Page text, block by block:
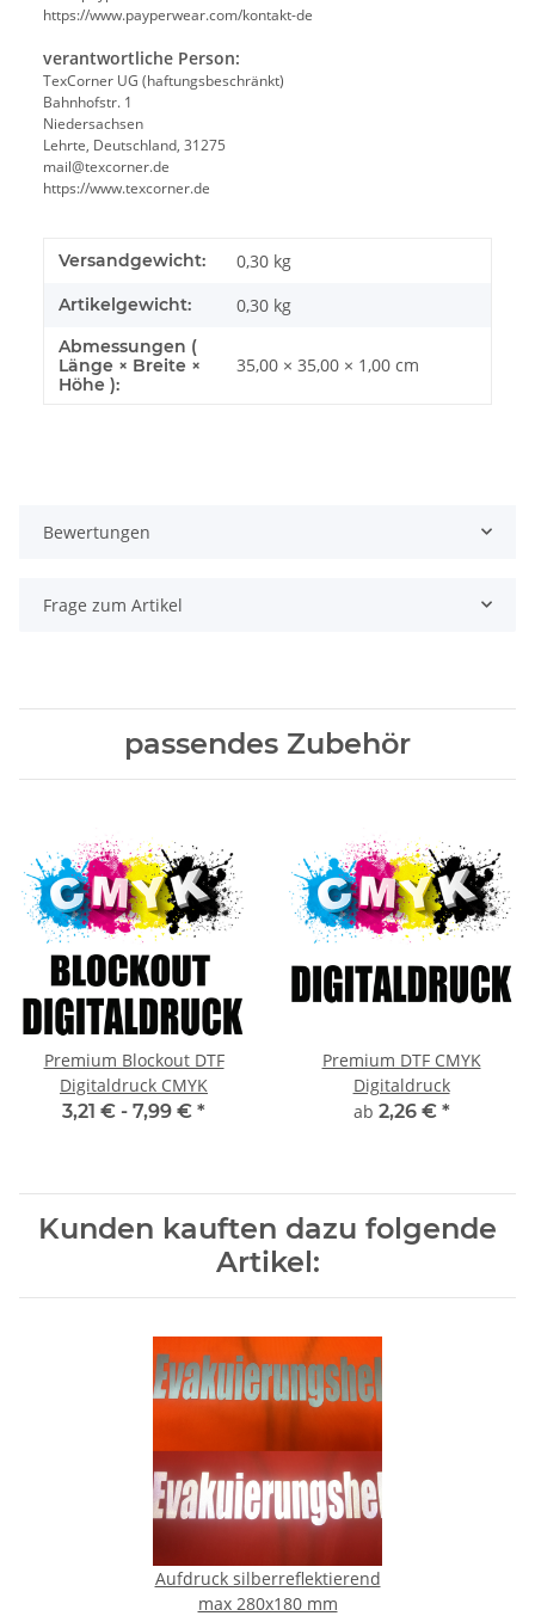
https://www.payperwear.com/kontakt-de
verantwortliche Person:
TexCorner UG (haftungsbeschränkt)
Bahnhofstr. 1
Niedersachsen
Lehrte, Deutschland, 31275
mail@texcorner.de
https://www.texcorner.de
Versandgewicht: 0,30 kg
Artikelgewicht: 0,30 kg
Abmessungen (
Länge × Breite ×
Höhe ):
35,00 × 35,00 × 1,00 cm
Bewertungen
Frage zum Artikel
passendes Zubehör
Premium Blockout DTF
Digitaldruck CMYK
3,21 € - 7,99 € *
Premium DTF CMYK
Digitaldruck
ab 2,26 € *
Kunden kauften dazu folgende
Artikel:
Aufdruck silberreflektierend
max 280x180 mm